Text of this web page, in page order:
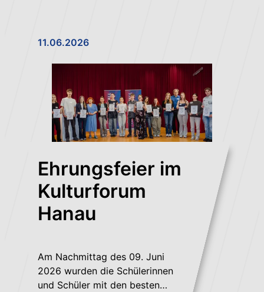
11.06.2026
Ehrungsfeier im
Kulturforum
Hanau
Am Nachmittag des 09. Juni
2026 wurden die Schülerinnen
und Schüler mit den besten